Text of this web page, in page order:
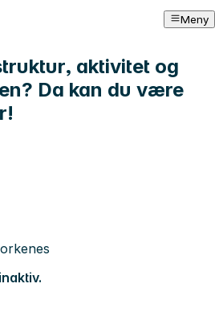
Meny
aktivitet og
Da kan du være